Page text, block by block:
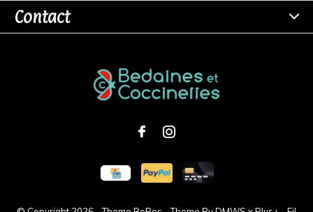
Contact